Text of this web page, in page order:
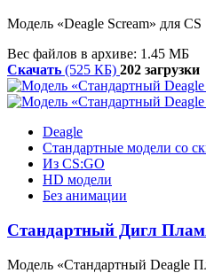
Модель «Deagle Scream» для CS
Вес файлов в архиве: 1.45 МБ
Скачать (525 КБ) 202 загрузки
Deagle
Стандартные модели со
Из CS:GO
HD модели
Без анимации
Стандартный Дигл
Модель «Стандартный Deagle